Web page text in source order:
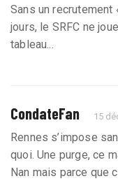
Sans un
jours, le SRFC ne
tableau...
CondateFan 15
Rennes s’impose
quoi. Une purge, ce
Nan mais parce que